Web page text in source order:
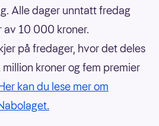
Alle dager unntatt fredag
av 10 000 kroner.
på fredager, hvor det deles
kroner og fem premier
kan du lese mer om